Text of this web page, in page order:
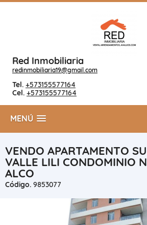
Red Inmobiliaria
redinmobiliaria19@gmail.com
Tel. +573155577164
Cel. +573155577164
MENÚ
VENDO APARTAMENTO
VALLE LILI CONDOMINIO
ALCO
Código. 9853077